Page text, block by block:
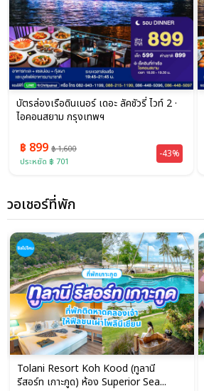
บัตรล่องเรือดินเนอร์ เดอะ ลัคชัวรี่ ไวท์ 2 ·
ไอคอนสยาม กรุงเทพฯ
฿ 899 ฿ 1,600
ประหยัด ฿ 701
-43%
วอเชอร์ที่พัก
Tolani Resort Koh Kood (ทูลานี
รีสอร์ท เกาะกูด) ห้อง Superior Sea...